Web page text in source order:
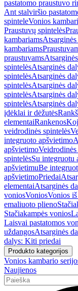
pastatomo praustuvo
Ant stalviršio
spinteleVonios
Praustuvų spintelės
kambariams
kambariams
praustuvams
spintelėsAtsarginės
spintelėsAtsarginės
spintelėsAtsarginės
spintelėsAtsarginės
spintelėsAtsarginės
įdėklai ir dėžutės
elementaiRankenos
veidrodinės spintelės
integruoto apšvietimo
apšvietimoVeidrodinės
spintelėsSu integruotu
apšvietimuBe
apšvietimoPriedai
elementaiAtsarginės
voniosVoniosVonios
emaliuoto plieno
Stačiakampės vonios
Laisvai pastatomos
uždangosAtsarginės
dalys: Kiti priedai
Produkto kategorijos
Vonios kambario
Naujienos